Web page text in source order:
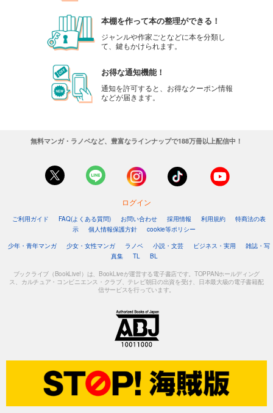
本棚を作って本の整理ができる！
ジャンルや作家ごとなどに本を分類し
て、鍵もかけられます。
お得な通知機能！
通知を許可すると、お得なクーポン情報
などが届きます。
無料マンガ・ラノベなど、豊富なラインナップで188万冊以上配信中！
ログイン
ご利用ガイド FAQ(よくある質問) お問い合わせ 採用情報 利用規約
特商法の表
示
個人情報保護方針
cookie等ポリシー
少年・青年マンガ
少女・女性マンガ ラノベ 小説・文芸 ビジネス・実用
雑誌・写
真集
TL BL
ブックライブ（BookLive!）は、BookLiveが運営する電子書店です。TOPPANホールディング
ス、カルチュア・コンビニエンス・クラブ、テレビ朝日の出資を受け、日本最大級の電子書籍配
信サービスを行っています。